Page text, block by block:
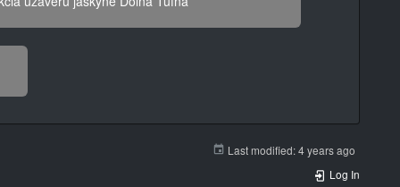
Last modified:4 years ago
Log In